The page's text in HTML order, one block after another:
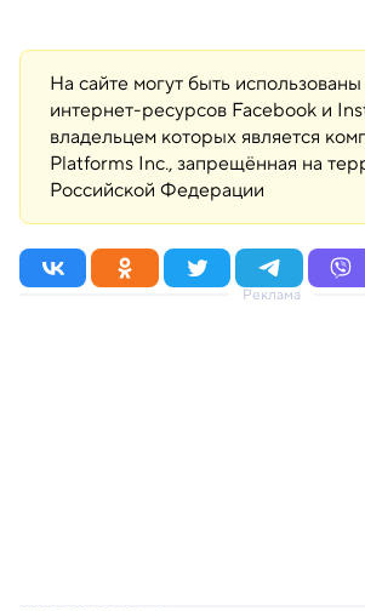
На сайте могут быть
интернет-ресурсов Facebook и
владельцем которых является
Platforms Inc., запрещённая на
Российской Федерации
Реклама